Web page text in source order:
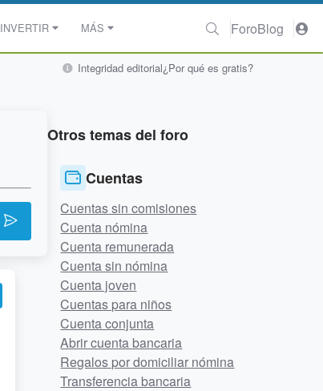
INVERTIR MÁS ForoBlog
Integridad editorial¿Por qué es gratis?
Otros temas del foro
Cuentas
Cuentas sin comisiones
Cuenta nómina
Cuenta remunerada
Cuenta sin nómina
Cuenta joven
Cuentas para niños
Cuenta conjunta
Abrir cuenta bancaria
Regalos por domiciliar nómina
Transferencia bancaria